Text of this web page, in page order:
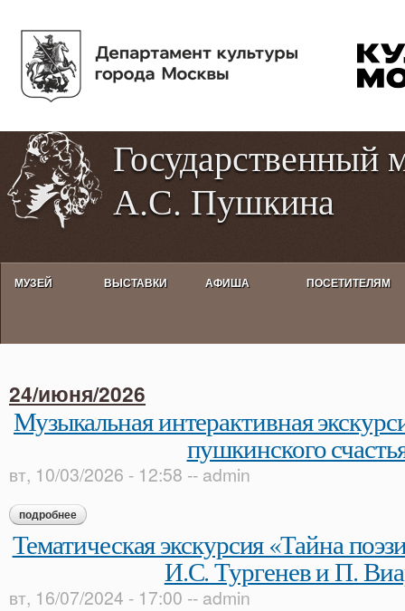
Государственный
А.С. Пушкина
МУЗЕЙ ВЫСТАВКИ АФИША ПОСЕТИТЕЛЯМ
Activities calendar
24/июня/2026
Музыкальная интерактивная
пушкинского
вт, 10/03/2026 - 12:58 -- admin
подробнее о музыкальная интерактивная экскурсия «музыка в доме
Тематическая экскурсия «Тайна
И.С. Тургенев и П.
вт, 16/07/2024 - 17:00 -- admin